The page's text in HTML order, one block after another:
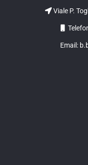
Viale P.
Email: